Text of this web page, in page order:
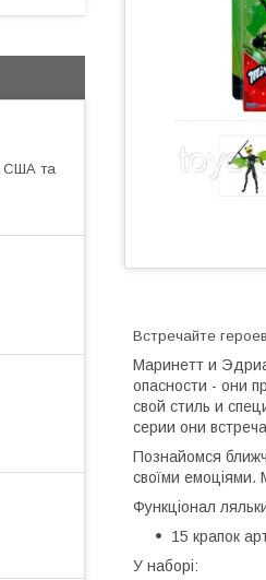
Встречайте
Маринетт и
опасности - они
свой стиль и
серии они
Познайомся
своїми емоціями.
Функціонал
15 крапок
У наборі:
США та